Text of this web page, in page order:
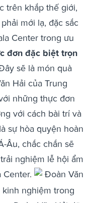
trên khắp thế giới,
mới lạ, đặc sắc
Center trong ưu
đơn đặc biệt trọn
sẽ là món quà
Hải của Trung
những thực đơn
với cách bài trí và
sự hòa quyện hoàn
Âu, chắc chắn sẽ
nghiệm lễ hội ẩm
Center.
Đoàn Văn
nghiệm trong